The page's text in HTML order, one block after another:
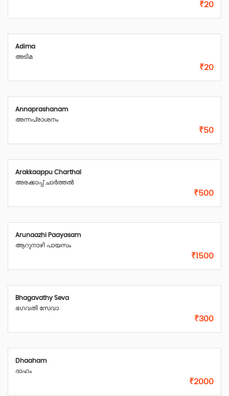
₹20
Adima
അടിമ
₹20
Annaprashanam
അന്നപ്രാശനം
₹50
Arakkaappu Charthal
അരക്കാപ്പ് ചാർത്തൽ
₹500
Arunaazhi Paayasam
ആറുനാഴി പായസം
₹1500
Bhagavathy Seva
ഭഗവതി സേവാ
₹300
Dhaaham
ദാഹം
₹2000